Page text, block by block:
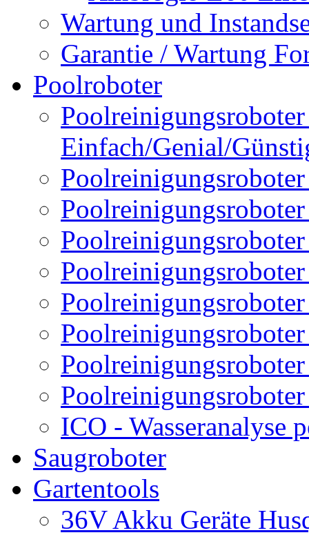
Wartung und
Garantie / Wartung
Poolroboter
Einfach/Genial/
ICO - Wasseranalyse
Saugroboter
Gartentools
36V Akku Geräte